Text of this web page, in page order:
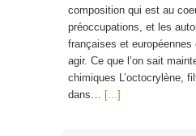
composition qui est au
préoccupations, et les
françaises et
agir. Ce que l’on sait
chimiques L’octocrylène,
dans… [...]